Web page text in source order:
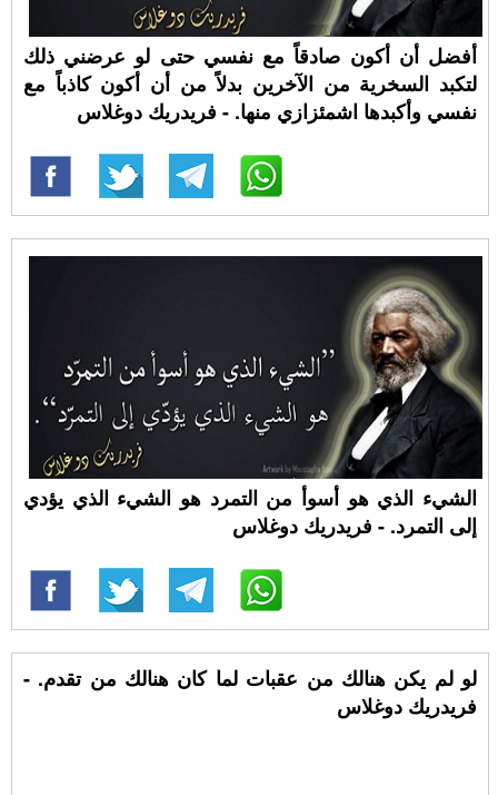
أفضل أن أكون صادقاً مع نفسي حتى لو عرضني ذلك
لتكبد السخرية من الآخرين بدلاً من أن أكون كاذباً مع
نفسي وأكبدها اشمئزازي منها. - فريدريك دوغلاس
الشيء الذي هو أسوأ من التمرد هو الشيء الذي يؤدي
إلى التمرد. - فريدريك دوغلاس
لو لم يكن هنالك من عقبات لما كان هنالك من تقدم. -
فريدريك دوغلاس